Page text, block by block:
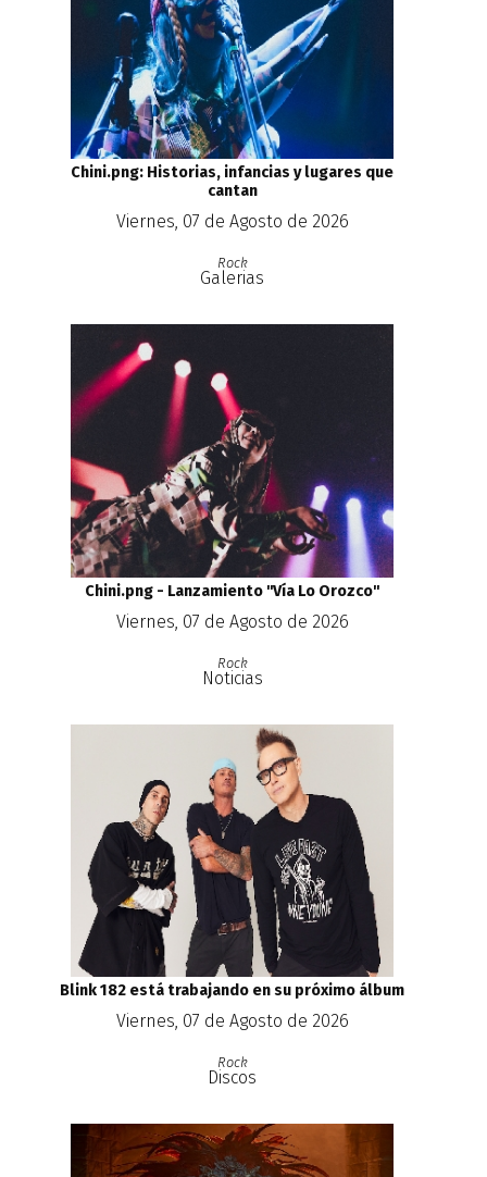
Chini.png: Historias, infancias y lugares que
cantan
Viernes, 07 de Agosto de 2026
Rock
Galerias
Chini.png - Lanzamiento ''Vía Lo Orozco''
Viernes, 07 de Agosto de 2026
Rock
Noticias
Blink 182 está trabajando en su próximo álbum
Viernes, 07 de Agosto de 2026
Rock
Discos